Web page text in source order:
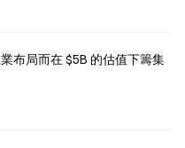
$5B 的估值下籌集